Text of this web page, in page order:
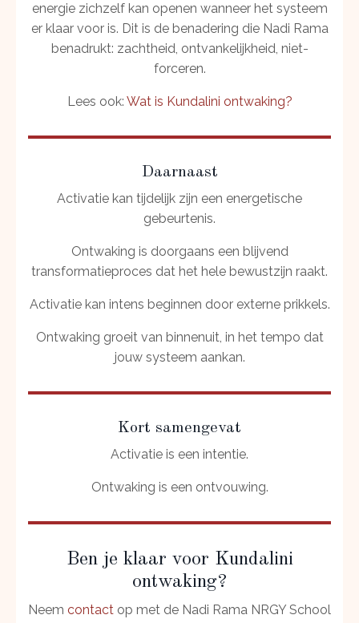
energie zichzelf kan openen wanneer het systeem
er klaar voor is. Dit is de benadering die Nadi Rama
benadrukt: zachtheid, ontvankelijkheid, niet-
forceren.
Lees ook: Wat is Kundalini ontwaking?
Daarnaast
Activatie kan tijdelijk zijn een energetische
gebeurtenis.
Ontwaking is doorgaans een blijvend
transformatieproces dat het hele bewustzijn raakt.
Activatie kan intens beginnen door externe prikkels.
Ontwaking groeit van binnenuit, in het tempo dat
jouw systeem aankan.
Kort samengevat
Activatie is een intentie.
Ontwaking is een ontvouwing.
Ben je klaar voor Kundalini
ontwaking?
Neem contact op met de Nadi Rama NRGY School